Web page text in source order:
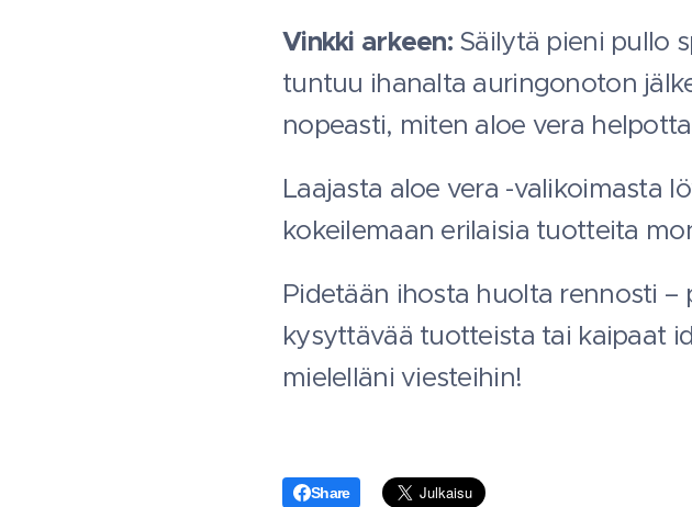
Vinkki arkeen:Säilytä pieni pullo
tuntuu ihanalta auringonoton
nopeasti, miten aloe vera
Laajasta aloe vera -valikoimasta
kokeilemaan erilaisia tuotteita
Pidetään ihosta huolta rennosti –
kysyttävää tuotteista tai kaipaat
mielelläni viesteihin!
Share